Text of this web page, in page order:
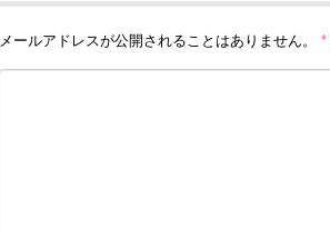
メールアドレスが公開されることはありません。 *